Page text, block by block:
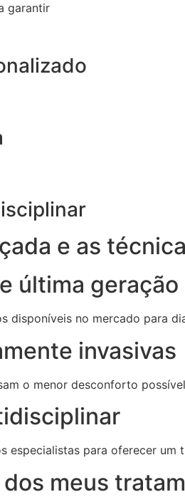
garantir
e as
última geração
disponíveis no mercado para
invasivas
o menor desconforto
especialistas para oferecer um
meus